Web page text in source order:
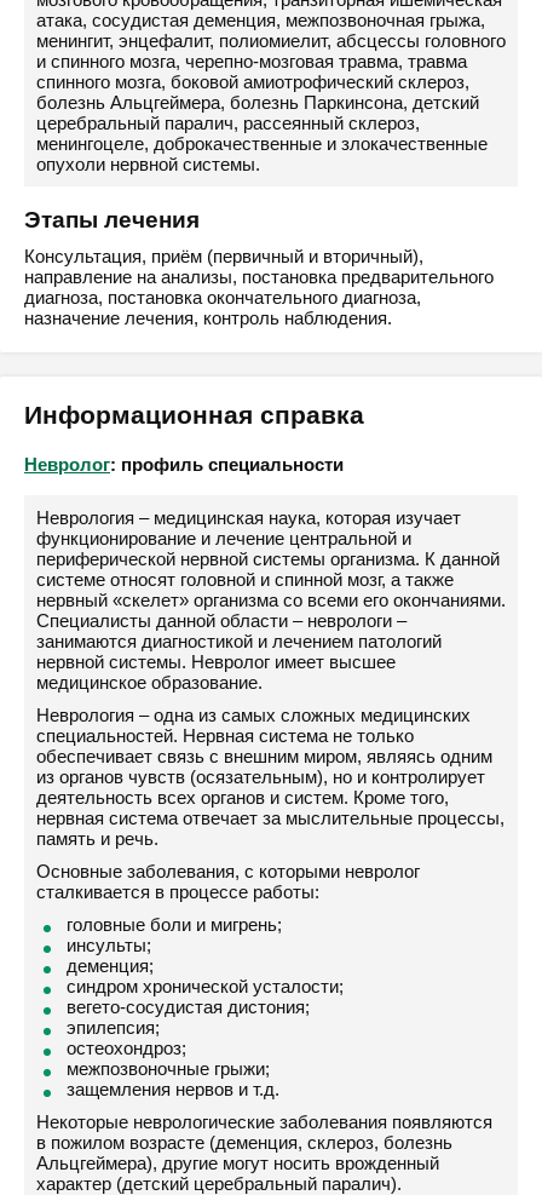
атака, сосудистая деменция, межпозвоночная грыжа,
менингит, энцефалит, полиомиелит, абсцессы головного
и спинного мозга, черепно-мозговая травма, травма
спинного мозга, боковой амиотрофический склероз,
болезнь Альцгеймера, болезнь Паркинсона, детский
церебральный паралич, рассеянный склероз,
менингоцеле, доброкачественные и злокачественные
опухоли нервной системы.
Этапы лечения
Консультация, приём (первичный и вторичный),
направление на анализы, постановка предварительного
диагноза, постановка окончательного диагноза,
назначение лечения, контроль наблюдения.
Информационная справка
Невролог: профиль специальности
Неврология – медицинская наука, которая изучает
функционирование и лечение центральной и
периферической нервной системы организма. К данной
системе относят головной и спинной мозг, а также
нервный «скелет» организма со всеми его окончаниями.
Специалисты данной области – неврологи –
занимаются диагностикой и лечением патологий
нервной системы. Невролог имеет высшее
медицинское образование.
Неврология – одна из самых сложных медицинских
специальностей. Нервная система не только
обеспечивает связь с внешним миром, являясь одним
из органов чувств (осязательным), но и контролирует
деятельность всех органов и систем. Кроме того,
нервная система отвечает за мыслительные процессы,
память и речь.
Основные заболевания, с которыми невролог
сталкивается в процессе работы:
головные боли и мигрень;
инсульты;
деменция;
синдром хронической усталости;
вегето-сосудистая дистония;
эпилепсия;
остеохондроз;
межпозвоночные грыжи;
защемления нервов и т.д.
Некоторые неврологические заболевания появляются
в пожилом возрасте (деменция, склероз, болезнь
Альцгеймера), другие могут носить врожденный
характер (детский церебральный паралич).